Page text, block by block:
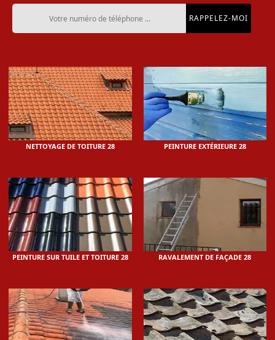
NETTOYAGE DE TOITURE 28 PEINTURE EXTÉRIEURE 28
PEINTURE SUR TUILE ET TOITURE 28 RAVALEMENT DE FAÇADE 28